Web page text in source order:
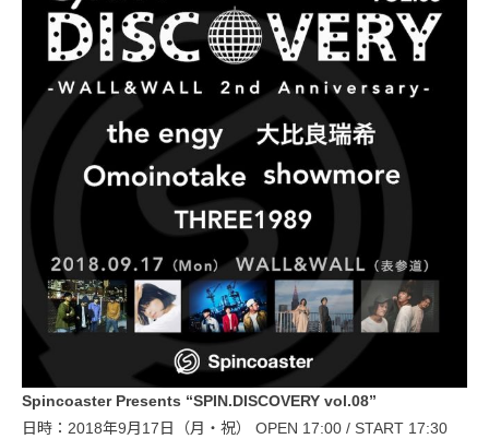
Spincoaster Presents “SPIN.DISCOVERY vol.08”
日時：2018年9月17日（月・祝） OPEN 17:00 / START 17:30